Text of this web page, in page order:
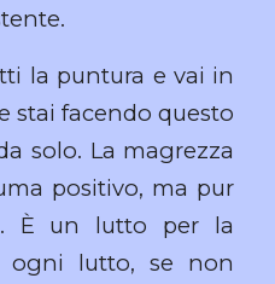
la puntura e vai in
stai facendo questo
solo. La magrezza
positivo, ma pur
È un lutto per la
ogni lutto, se non